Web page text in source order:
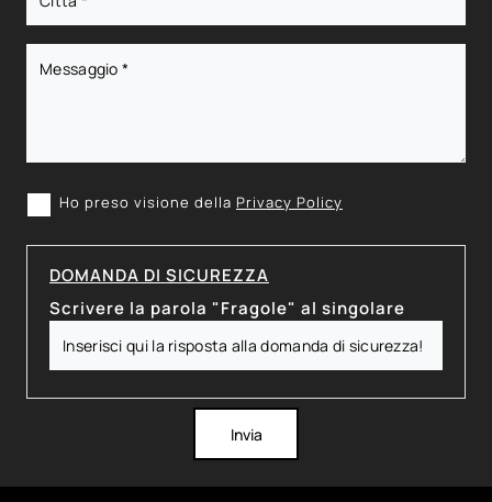
Ho preso visione della Privacy Policy
DOMANDA DI SICUREZZA
Scrivere la parola "Fragole" al singolare
Invia